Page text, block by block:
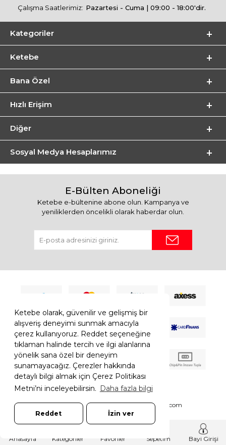
Ketebe olarak, güvenilir ve gelişmiş bir
alışveriş deneyimi sunmak amacıyla
çerez kullanıyoruz. Reddet seçeneğine
tıklaman halinde tercih ve ilgi alanlarına
yönelik sana özel bir deneyim
sunamayacağız. Çerezler hakkında
detaylı bilgi almak için Çerez Politikası
Metni’ni inceleyebilirsin. Daha fazla bilgi
Reddet İzin ver
Anasayfa Kategoriler Favoriler Sepetim Bayi Girişi
Çalışma Saatlerimiz: Pazartesi - Cuma | 09:00 - 18:00'dir.
Kategoriler
Ketebe
Bana Özel
Hızlı Erişim
Diğer
Sosyal Medya Hesaplarımız
E-Bülten Aboneliği
Ketebe e-bültenine abone olun. Kampanya ve
yeniliklerden öncelikli olarak haberdar olun.
© 2026 Ketebe Tüm Hakkı Saklıdır. Ketebe.com
7308052261181544